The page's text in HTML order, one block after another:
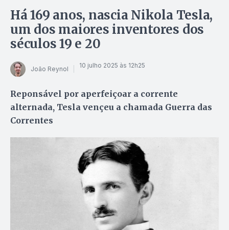
Há 169 anos, nascia Nikola Tesla,
um dos maiores inventores dos
séculos 19 e 20
João Reynol 10 julho 2025 às 12h25
Reponsável por aperfeiçoar a corrente
alternada, Tesla vençeu a chamada Guerra das
Correntes